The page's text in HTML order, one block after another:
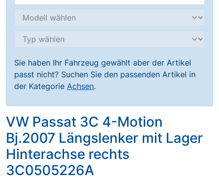
Sie haben Ihr Fahrzeug gewählt aber der Artikel
passt nicht? Suchen Sie den passenden Artikel in
der Kategorie Achsen.
VW Passat 3C 4-Motion
Bj.2007 Längslenker mit Lager
Hinterachse rechts
3C0505226A